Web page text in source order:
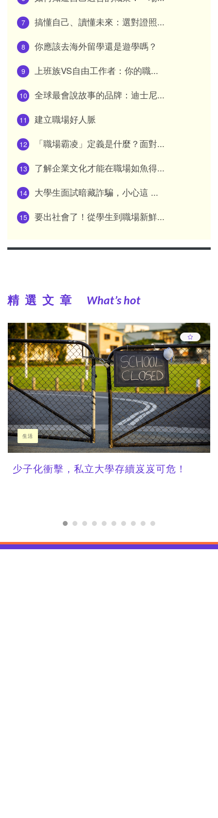
7 搞懂自己、讀懂未來：選對證照...
8 你應該去海外留學還是遊學嗎？
9 上班族VS自由工作者：你的職...
10 全球最會說故事的品牌：迪士尼...
11 建立職場好人脈
12 「職場霸凌」定義是什麼？面對...
13 了解企業文化才能在職場如魚得...
14 大學生面試暗藏詐騙，小心這 ...
15 要出社會了！從學生到職場新鮮...
精選文章 What’s hot
生活
少子化衝擊，私立大學存續岌岌可危！